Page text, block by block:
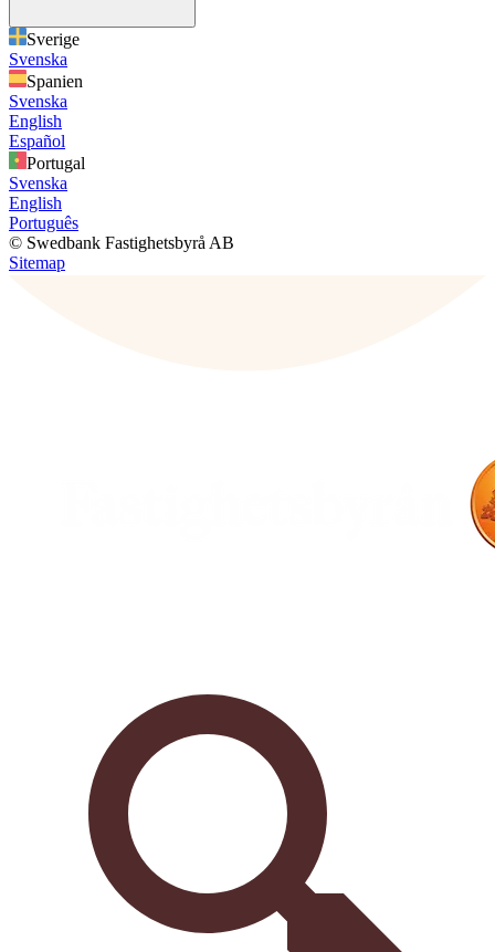
Sverige
Svenska
Spanien
Svenska
English
Español
Portugal
Svenska
English
Português
© Swedbank Fastighetsbyrå AB
Sitemap